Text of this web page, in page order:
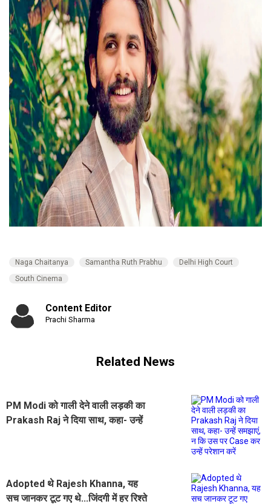
Naga Chaitanya Samantha Ruth Prabhu
Delhi High Court
South Cinema
Content Editor
Prachi Sharma
Related News
PM Modi को गाली देने वाली लड़की का
Prakash Raj ने दिया साथ, कहा- उन्हें
Adopted थे Rajesh Khanna, यह
सच जानकर टूट गए थे...जिंदगी में हर रिश्ते